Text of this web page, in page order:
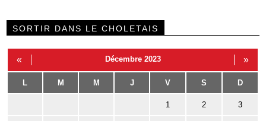
SORTIR DANS LE CHOLETAIS
« Décembre 2023 »
L M M J V S D
1 2 3